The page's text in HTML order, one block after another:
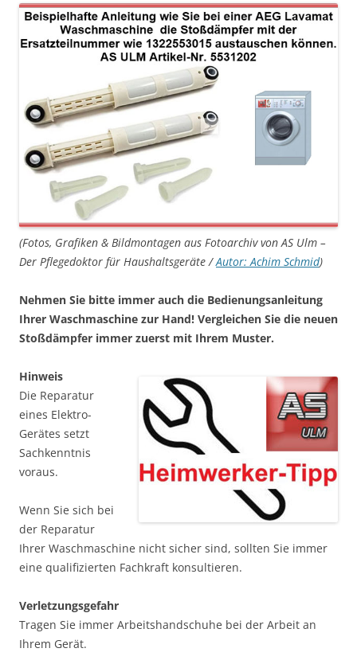
(Fotos, Grafiken & Bildmontagen aus Fotoarchiv von AS Ulm –
Der Pflegedoktor für Haushaltsgeräte /Autor: Achim Schmid)
Nehmen Sie bitte immer auch die Bedienungsanleitung
Ihrer Waschmaschine zur Hand! Vergleichen Sie die neuen
Stoßdämpfer immer zuerst mit Ihrem Muster.
Hinweis
Die Reparatur
eines Elektro-
Gerätes setzt
Sachkenntnis
voraus.
Wenn Sie sich bei
der Reparatur
Ihrer Waschmaschine nicht sicher sind, sollten Sie immer
eine qualifizierten Fachkraft konsultieren.
Verletzungsgefahr
Tragen Sie immer Arbeitshandschuhe bei der Arbeit an
Ihrem Gerät.